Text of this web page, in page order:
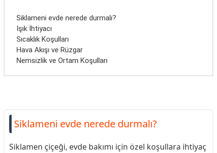
Siklameni evde nerede durmalı?
Işık İhtiyacı
Sıcaklık Koşulları
Hava Akışı ve Rüzgar
Nemsizlik ve Ortam Koşulları
Siklameni evde nerede durmalı?
Siklamen çiçeği, evde bakımı için özel koşullara ihtiyaç